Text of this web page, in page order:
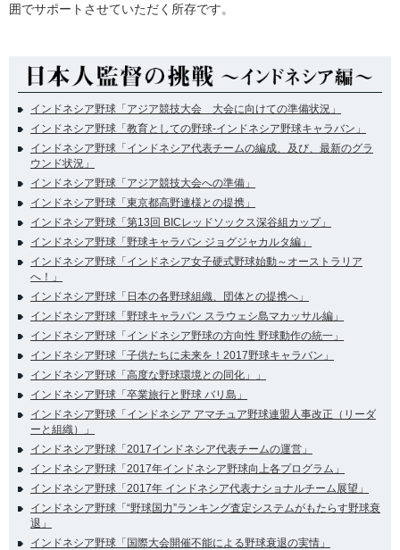
囲でサポートさせていただく所存です。
インドネシア野球「アジア競技大会 大会に向けての準備状況」
インドネシア野球「教育としての野球-インドネシア野球キャラバン」
インドネシア野球「インドネシア代表チームの編成、及び、最新のグラ
ウンド状況」
インドネシア野球「アジア競技大会への準備」
インドネシア野球「東京都高野連様との提携」
インドネシア野球「第13回 BICレッドソックス深谷組カップ」
インドネシア野球「野球キャラバン ジョグジャカルタ編」
インドネシア野球「インドネシア女子硬式野球始動～オーストラリア
へ！」
インドネシア野球「日本の各野球組織、団体との提携へ」
インドネシア野球「野球キャラバン スラウェシ島マカッサル編」
インドネシア野球「インドネシア野球の方向性 野球動作の統一」
インドネシア野球「子供たちに未来を！2017野球キャラバン」
インドネシア野球「高度な野球環境との同化」」
インドネシア野球「卒業旅行と野球 バリ島」
インドネシア野球「インドネシア アマチュア野球連盟人事改正（リーダ
ーと組織）」
インドネシア野球「2017インドネシア代表チームの運営」
インドネシア野球「2017年インドネシア野球向上各プログラム」
インドネシア野球「2017年 インドネシア代表ナショナルチーム展望」
インドネシア野球「“野球国力”ランキング査定システムがもたらす野球衰
退」
インドネシア野球「国際大会開催不能による野球衰退の実情」